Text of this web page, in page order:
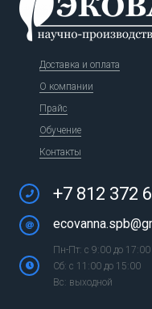
Доставка и оплата
О компании
Прайс
Обучение
Контакты
+7 812 372
Пн-Пт: с 9:00 до 17:00
Сб: с 11:00 до 15:00
Вс: выходной